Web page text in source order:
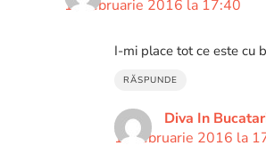
19 februarie 2016 la 17:40
I-mi place tot ce este cu
RĂSPUNDE
Diva In
19 februarie 2016 la